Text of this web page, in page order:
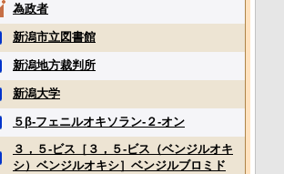
為政者
新潟市立図書館
新潟地方裁判所
新潟大学
５β‐フェニルオキソラン‐２‐オン
３，５‐ビス［３，５‐ビス（ベンジルオキ
シ）ベンジルオキシ］ベンジルブロミド